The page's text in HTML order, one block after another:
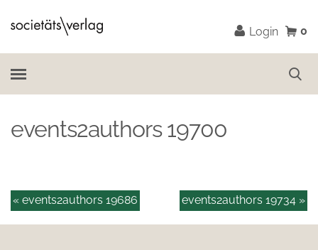
Login 0
events2authors 19700
events2authors 19734 »
« events2authors 19686